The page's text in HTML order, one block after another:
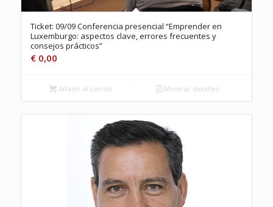
Ticket: 09/09 Conferencia presencial “Emprender en
Luxemburgo: aspectos clave, errores frecuentes y
consejos prácticos”
€0,00
Añadir al carrito Mostrar detalles